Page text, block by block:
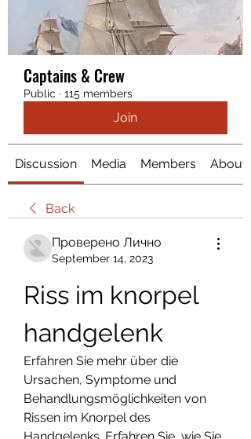
Captains & Crew
Public · 115 members
Join
Discussion Media Members About
Back
Проверено Лично
September 14, 2023
Riss im knorpel
handgelenk
Erfahren Sie mehr über die
Ursachen, Symptome und
Behandlungsmöglichkeiten von
Rissen im Knorpel des